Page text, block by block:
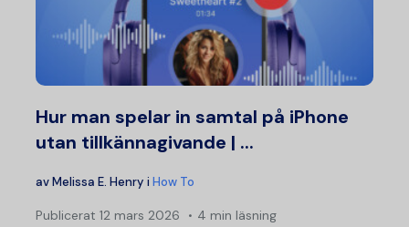
Hur man spelar in samtal på iPhone
utan tillkännagivande | ...
avMelissa E. Henry i How To
Publicerat 12 mars 2026 4 min läsning